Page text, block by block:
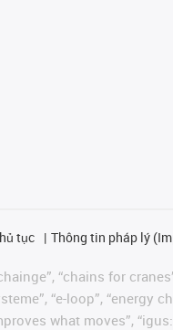
tục Thông tin pháp lý
“chains for
“e-loop”, “energy
what moves”,